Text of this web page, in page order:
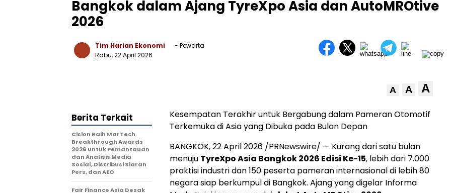
Bangkok dalam Ajang TyreXpo Asia dan AutoMROtive
2026
Tim Harian Ekonomi
- Pewarta
Rabu, 22 April 2026
A A A
Kesempatan Terakhir untuk Bergabung dalam Pameran Otomotif
Terkemuka di Asia yang Dibuka pada Bulan Depan
BANGKOK, 22 April 2026 /PRNewswire/ — Kurang dari satu bulan
menuju TyreXpo Asia Bangkok 2026 Edisi Ke-15, lebih dari 7.000
praktisi industri dan 150 peserta pameran internasional di lebih 80
negara siap berkumpul di Bangkok. Ajang yang digelar Informa
Berita Terkait
Cision Raih MarTech
Breakthrough Awards
2026 untuk Pemantauan
dan Analisis Media
Sosial, Distribusi Siaran
Pers, dan AEO
Fair Finance Asia Desak